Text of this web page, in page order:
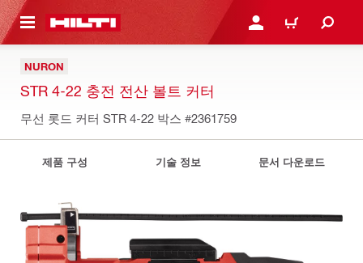
으로 건너뛰기 로그인 또는 회원가입
장바구니
NURON
STR 4-22 충전 전산 볼트 커터
무선 롯드 커터 STR 4-22 박스 #2361759
제품 구성 기술 정보 문서 다운로드